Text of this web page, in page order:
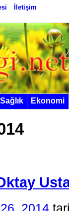
İletişim
Sağlık Ekonomi
2014